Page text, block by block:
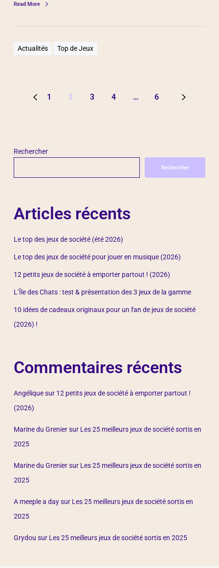
Read More
Actualités Top de Jeux
1 2 3 4 … 6
Rechercher
Rechercher
Articles récents
Le top des jeux de société (été 2026)
Le top des jeux de société pour jouer en musique (2026)
12 petits jeux de société à emporter partout ! (2026)
L’Île des Chats : test & présentation des 3 jeux de la gamme
10 idées de cadeaux originaux pour un fan de jeux de société
(2026) !
Commentaires récents
Angéliquesur 12 petits jeux de société à emporter partout !
(2026)
Marine du Greniersur Les 25 meilleurs jeux de société sortis en
2025
Marine du Greniersur Les 25 meilleurs jeux de société sortis en
2025
A meeple a daysur Les 25 meilleurs jeux de société sortis en
2025
Grydou sur Les 25 meilleurs jeux de société sortis en 2025